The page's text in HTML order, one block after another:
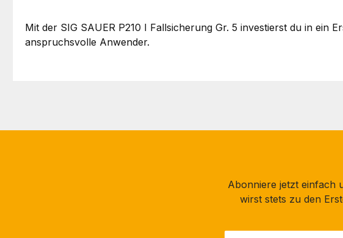
Mit der SIG SAUER P210 I Fallsicherung Gr. 5 investierst du in ein
anspruchsvolle Anwender.
Abonniere jetzt einfach
wirst stets zu den